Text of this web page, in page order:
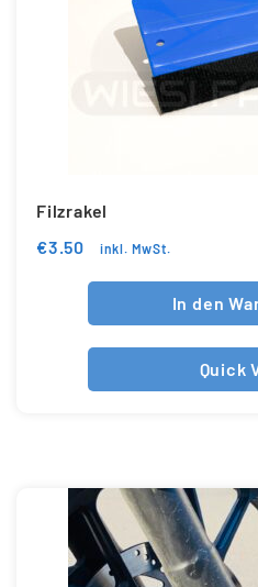
Filzrakel
€3.50 inkl. MwSt.
In den
Quick